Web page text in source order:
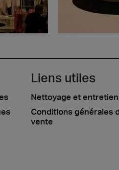
Liens utiles
Nettoyage et entretien
Conditions générales
vente